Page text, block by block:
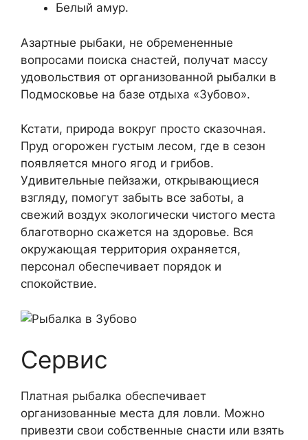
Белый амур.
Азартные рыбаки, не обремененные
вопросами поиска снастей, получат массу
удовольствия от организованной рыбалки в
Подмосковье на базе отдыха «Зубово».
Кстати, природа вокруг просто сказочная.
Пруд огорожен густым лесом, где в сезон
появляется много ягод и грибов.
Удивительные пейзажи, открывающиеся
взгляду, помогут забыть все заботы, а
свежий воздух экологически чистого места
благотворно скажется на здоровье. Вся
окружающая территория охраняется,
персонал обеспечивает порядок и
спокойствие.
Сервис
Платная рыбалка обеспечивает
организованные места для ловли. Можно
привезти свои собственные снасти или взять